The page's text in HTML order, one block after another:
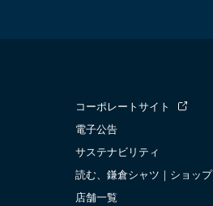
コーポレートサイト
電子公告
サステナビリティ
読む、鎌倉シャツ｜ショッ
店舗一覧